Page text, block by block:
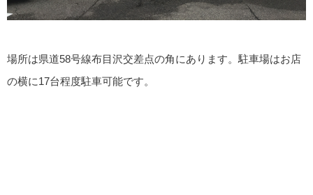
場所は県道58号線布目沢交差点の角にあります。駐車場はお店
の横に17台程度駐車可能です。